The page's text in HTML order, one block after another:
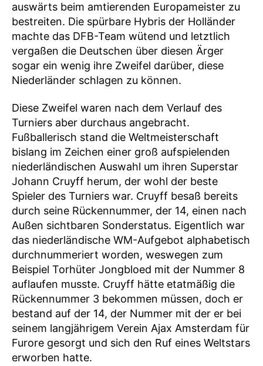
auswärts beim amtierenden Europameister zu
bestreiten. Die spürbare Hybris der Holländer
machte das DFB-Team wütend und letztlich
vergaßen die Deutschen über diesen Ärger
sogar ein wenig ihre Zweifel darüber, diese
Niederländer schlagen zu können.
Diese Zweifel waren nach dem Verlauf des
Turniers aber durchaus angebracht.
Fußballerisch stand die Weltmeisterschaft
bislang im Zeichen einer groß aufspielenden
niederländischen Auswahl um ihren Superstar
Johann Cruyff herum, der wohl der beste
Spieler des Turniers war. Cruyff besaß bereits
durch seine Rückennummer, der 14, einen nach
Außen sichtbaren Sonderstatus. Eigentlich war
das niederländische WM-Aufgebot alphabetisch
durchnummeriert worden, weswegen zum
Beispiel Torhüter Jongbloed mit der Nummer 8
auflaufen musste. Cruyff hätte etatmäßig die
Rückennummer 3 bekommen müssen, doch er
bestand auf der 14, der Nummer mit der er bei
seinem langjährigem Verein Ajax Amsterdam für
Furore gesorgt und sich den Ruf eines Weltstars
erworben hatte.